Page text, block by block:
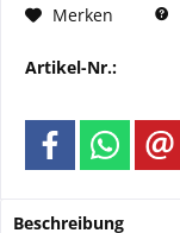
Merken
Artikel-Nr.:
Beschreibung